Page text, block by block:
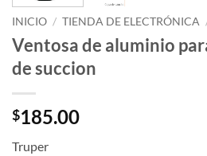
INICIO / TIENDA DE ELECTRÓNICA
Ventosa de aluminio
de succion
$185.00
Truper